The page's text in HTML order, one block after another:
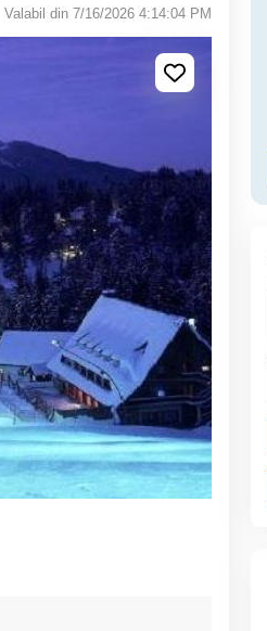
Valabil din 7/16/2026 4:14:04 PM